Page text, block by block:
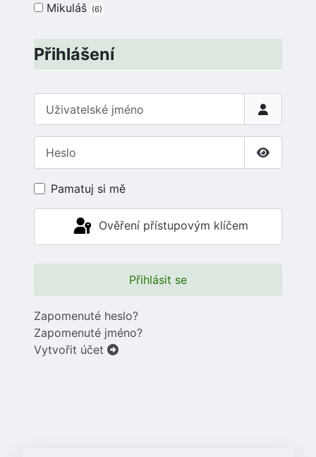
Mikuláš 6
Přihlášení
Uživatelské jméno
Zobrazit
Pamatuj si mě
Ověření přístupovým klíčem
Přihlásit se
Zapomenuté heslo?
Zapomenuté jméno?
Vytvořit účet